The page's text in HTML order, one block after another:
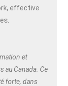
effective
et
au Canada. Ce
forte, dans